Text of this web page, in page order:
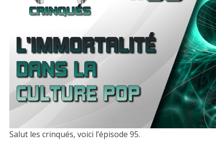
Salut les crinqués, voici l’épisode 95.